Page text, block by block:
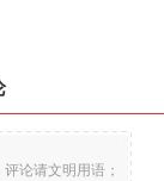
论请文明用语；